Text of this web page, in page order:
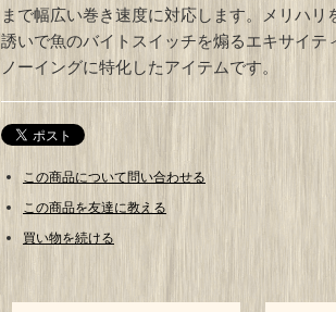
まで幅広い巻き速度に対応します。メリハリ
誘いで魚のバイトスイッチを煽るエキサイテ
ノーイングに特化したアイテムです。
この商品について問い合わせる
この商品を友達に教える
買い物を続ける